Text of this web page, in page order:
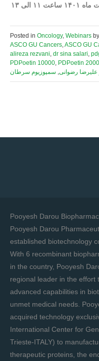
Posted in Oncology, Webinars
ASCO GU Cancers ASCO GU
alireza rezvani dr sina salari
PDPoetin 10000 PDPoetin 2000
علیرضا رضوانی سمپوزیوم سرطان
Pooyesh Darou
Pooyesh Darou
established biotechnology
With 6 recombinant
in the country, Pooyesh
regional leader in the effort
advanced capabilities in
unmet medical needs.
acquired technology
International Center for
Trieste-ITALY) to
therapeutic proteins, the